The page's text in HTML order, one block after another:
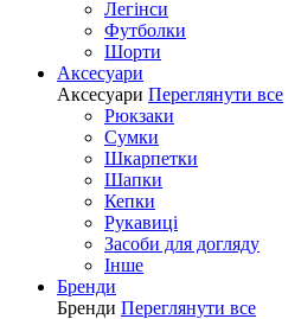
Легінси
Футболки
Шорти
Аксесуари
Аксесуари Переглянути все
Рюкзаки
Сумки
Шкарпетки
Шапки
Кепки
Рукавиці
Засоби для догляду
Інше
Бренди
Бренди Переглянути все